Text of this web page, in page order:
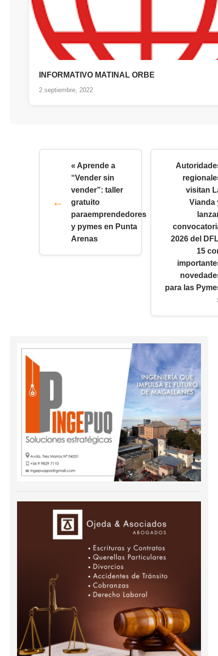
INFORMATIVO MATINAL ORBE
2 septiembre, 2022
« Aprende a
“Vender sin
vender”: taller
gratuito
paraemprendedores
y pymes en Punta
Arenas
visitan
Vianda
2026 del
15
para las